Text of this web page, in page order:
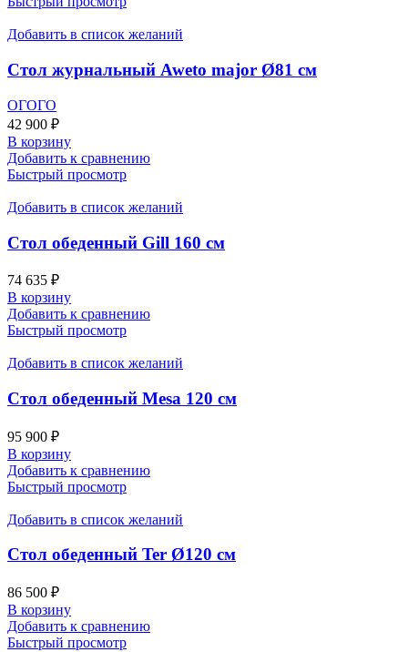
Добавить в список желаний
Стол журнальный Aweto major Ø81 см
ОГОГО
42 900 ₽
В корзину
Добавить к сравнению
Быстрый просмотр
Добавить в список желаний
Стол обеденный Gill 160 см
74 635 ₽
В корзину
Добавить к сравнению
Быстрый просмотр
Добавить в список желаний
Стол обеденный Mesa 120 см
95 900 ₽
В корзину
Добавить к сравнению
Быстрый просмотр
Добавить в список желаний
Cтол обеденный Ter Ø120 см
86 500 ₽
В корзину
Добавить к сравнению
Быстрый просмотр